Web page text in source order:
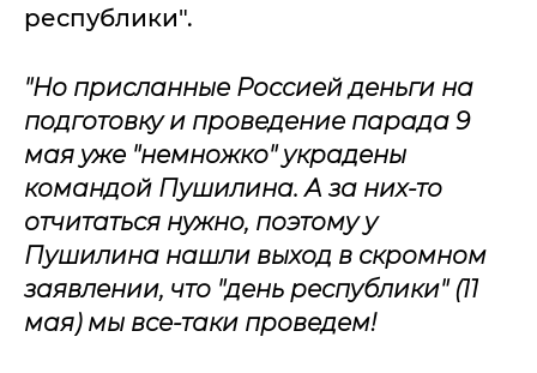
республики".
"Но присланные Россией деньги на
подготовку и проведение парада 9
мая уже "немножко" украдены
командой Пушилина. А за них-то
отчитаться нужно, поэтому у
Пушилина нашли выход в скромном
заявлении, что "день республики" (11
мая) мы все-таки проведем!